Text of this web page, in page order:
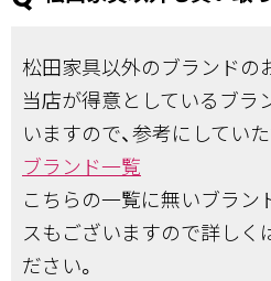
松田家具以外のブランドの
当店が得意としているブラ
いますので、参考にしてい
ブランド一覧
こちらの一覧に無いブラン
スもございますので詳しく
ださい。